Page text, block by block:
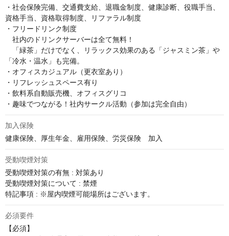
・社会保険完備、交通費支給、退職金制度、健康診断、役職手当、
資格手当、資格取得制度、リファラル制度
・フリードリンク制度
社内のドリンクサーバーは全て無料！
「緑茶」だけでなく、リラックス効果のある「ジャスミン茶」や
「冷水・温水」も完備。
・オフィスカジュアル（更衣室あり）
・リフレッシュスペース有り
・飲料系自動販売機、オフィスグリコ
・趣味でつながる！社内サークル活動（参加は完全自由）
加入保険
健康保険、厚生年金、雇用保険、労災保険　加入
受動喫煙対策
受動喫煙対策の有無 : 対策あり
受動喫煙対策について : 禁煙
特記事項 : ※屋内喫煙可能場所はございます。
必須要件
【必須】